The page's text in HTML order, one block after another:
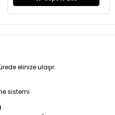
elinize ulaşır.
sistemi